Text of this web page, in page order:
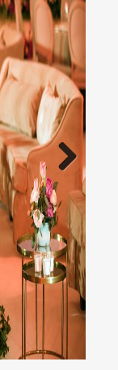
Next